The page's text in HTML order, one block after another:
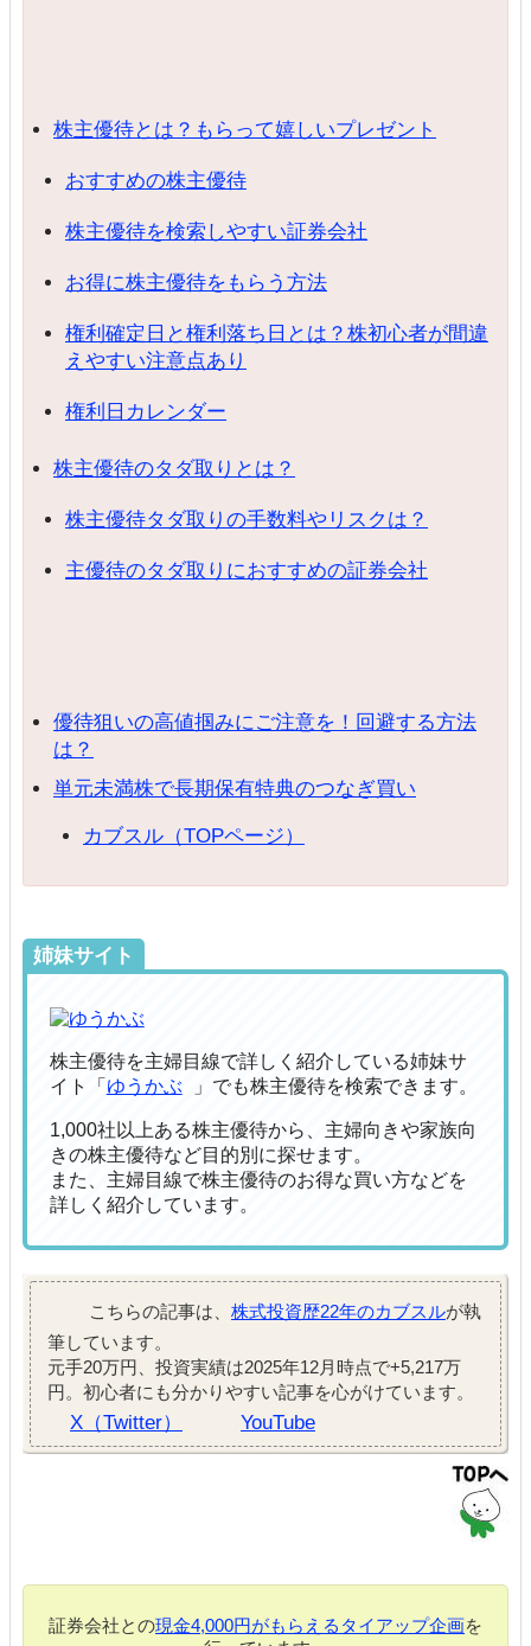
株主優待とは？もらって嬉しいプレゼント
おすすめの株主優待
株主優待を検索しやすい証券会社
お得に株主優待をもらう方法
権利確定日と権利落ち日とは？株初心者が間違
えやすい注意点あり
権利日カレンダー
株主優待のタダ取りとは？
株主優待タダ取りの手数料やリスクは？
主優待のタダ取りにおすすめの証券会社
優待狙いの高値掴みにご注意を！回避する方法
は？
単元未満株で長期保有特典のつなぎ買い
カブスル（TOPページ）
姉妹サイト
株主優待を主婦目線で詳しく紹介している姉妹サ
イト「 ゆうかぶ 」でも株主優待を検索できます。
1,000社以上ある株主優待から、主婦向きや家族向
きの株主優待など目的別に探せます。
また、主婦目線で株主優待のお得な買い方などを
詳しく紹介しています。
こちらの記事は、 株式投資歴22年のカブスルが執
筆しています。
元手20万円、投資実績は2025年12月時点で+5,217万
円。初心者にも分かりやすい記事を心がけています。
X（Twitter） YouTube
証券会社との現金4,000円がもらえるタイアップ企画を